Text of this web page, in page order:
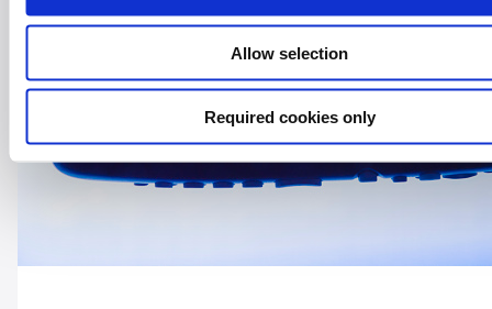
Allow selection
Required cookies only